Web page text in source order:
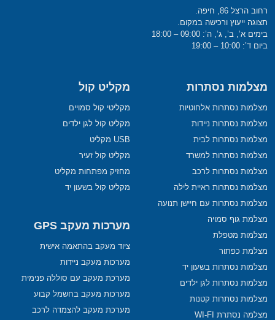
רחוב הרצל 86, חיפה.
תצוגה ייעוץ ורכישה במקום.
בימים א’, ב’, ג’, ה’: 09:00 – 18:00
ביום ד’: 10:00 – 19:00
מצלמות נסתרות
מצלמות נסתרות אלחוטיות
מצלמות נסתרות ניידות
מצלמות נסתרות לבית
מצלמות נסתרות למשרד
מצלמות נסתרות לרכב
מצלמות נסתרות ראיית לילה
מצלמות נסתרות עם חיישן תנועה
מצלמת גוף סמויה
מצלמות מטפלת
מצלמת כפתור
מצלמות נסתרות בשעון יד
מצלמות נסתרות לגן ילדים
מצלמות נסתרות קטנות
מצלמה נסתרת WI-FI
מקליט קול
מקליטי קול סמויים
מקליט קול לגן ילדים
USB מקליט
מקליט קול זעיר
מחזיק מפתחות מקליט
מקליט קול בשעון יד
מערכות מעקב GPS
ציוד מעקב בהתאמה אישית
מערכות מעקב ניידות
מערכת מעקב עם סוללה פנימית
מערכות מעקב בחשמל קבוע
מערכת מעקב להצמדה לרכב